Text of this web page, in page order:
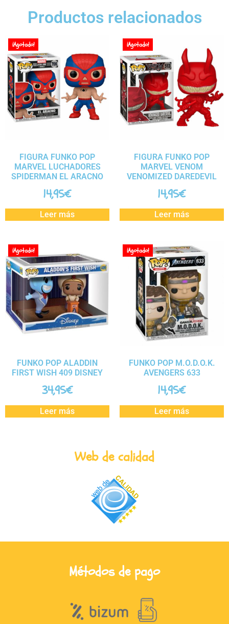
Productos relacionados
¡Agotado!
FIGURA FUNKO POP
MARVEL LUCHADORES
SPIDERMAN EL ARACNO
14,95€
Leer más
¡Agotado!
FIGURA FUNKO POP
MARVEL VENOM
VENOMIZED DAREDEVIL
14,95€
Leer más
¡Agotado!
FUNKO POP ALADDIN
FIRST WISH 409 DISNEY
34,95€
Leer más
¡Agotado!
FUNKO POP M.O.D.O.K.
AVENGERS 633
14,95€
Leer más
Web de calidad
Métodos de pago